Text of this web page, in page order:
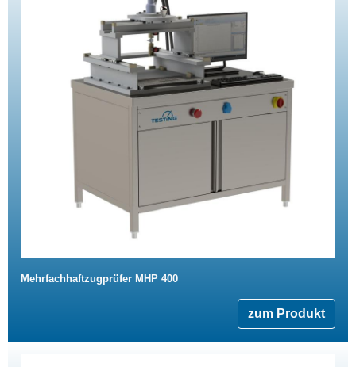
Mehrfachhaftzugprüfer MHP 400
zum Produkt